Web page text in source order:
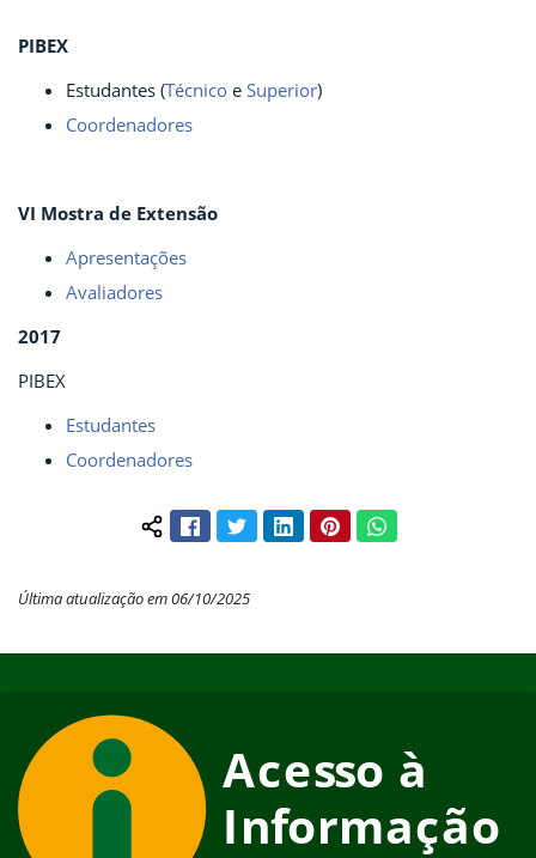
PIBEX
Estudantes (Técnico e Superior)
Coordenadores
VI Mostra de Extensão
Apresentações
Avaliadores
2017
PIBEX
Estudantes
Coordenadores
Compartilhar conteúdo:
FacebookTwitterLinkedInPinterestWhatsApp
Última atualização em 06/10/2025